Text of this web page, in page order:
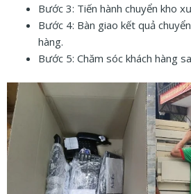
Bước 3: Tiến hành chuyển kho
Bước 4: Bàn giao kết quả
hàng.
Bước 5: Chăm sóc khách hàng